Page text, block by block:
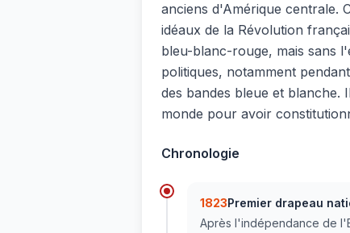
anciens d'Amérique centrale.
idéaux de la Révolution
bleu-blanc-rouge, mais sans
politiques, notamment
des bandes bleue et blanche.
monde pour avoir
Chronologie
1823Premier drapeau
Après l'indépendance de